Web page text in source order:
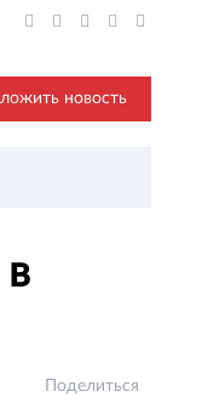
новость
Поделиться